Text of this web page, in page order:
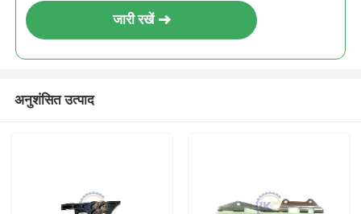
जारी रखें
अनुशंसित उत्पाद